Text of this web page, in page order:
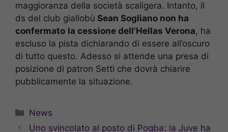
maggioranza della società scaligera. Intanto, il
ds del club giallobù Sean Sogliano non ha
confermato la cessione dell’Hellas Verona, ha
escluso la pista dichiarando di essere all’oscuro
di tutto questo. Adesso si attende una presa di
posizione di patron Setti che dovrà chiarire
pubblicamente la situazione.
Categorie
News
Uno svincolato al posto di Pogba: la Juve ha